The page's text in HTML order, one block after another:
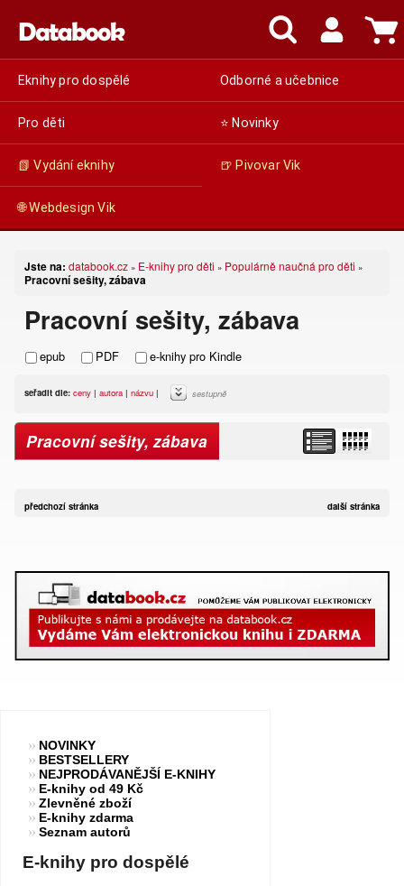
Eknihy pro dospělé Odborné a učebnice
Pro děti ⭐ Novinky
📗 Vydání eknihy 🍺 Pivovar Vik
🌐 Webdesign Vik
Jste na: databook.cz » E-knihy pro děti » Populárně naučná pro děti »
Pracovní sešity, zábava
Pracovní sešity, zábava
epub PDF e-knihy pro Kindle
seřadit dle: ceny | autora | názvu | sestupně
Pracovní sešity, zábava
další stránka
předchozí stránka
NOVINKY
BESTSELLERY
NEJPRODÁVANĚJŠÍ E-KNIHY
E-knihy od 49 Kč
Zlevněné zboží
E-knihy zdarma
Seznam autorů
E-knihy pro dospělé